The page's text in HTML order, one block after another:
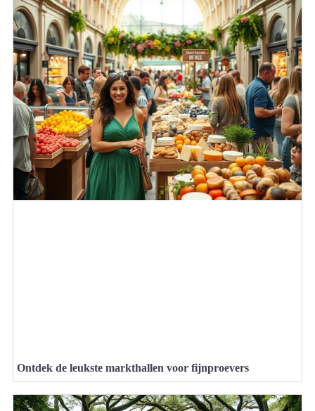
Ontdek de leukste markthallen voor fijnproevers